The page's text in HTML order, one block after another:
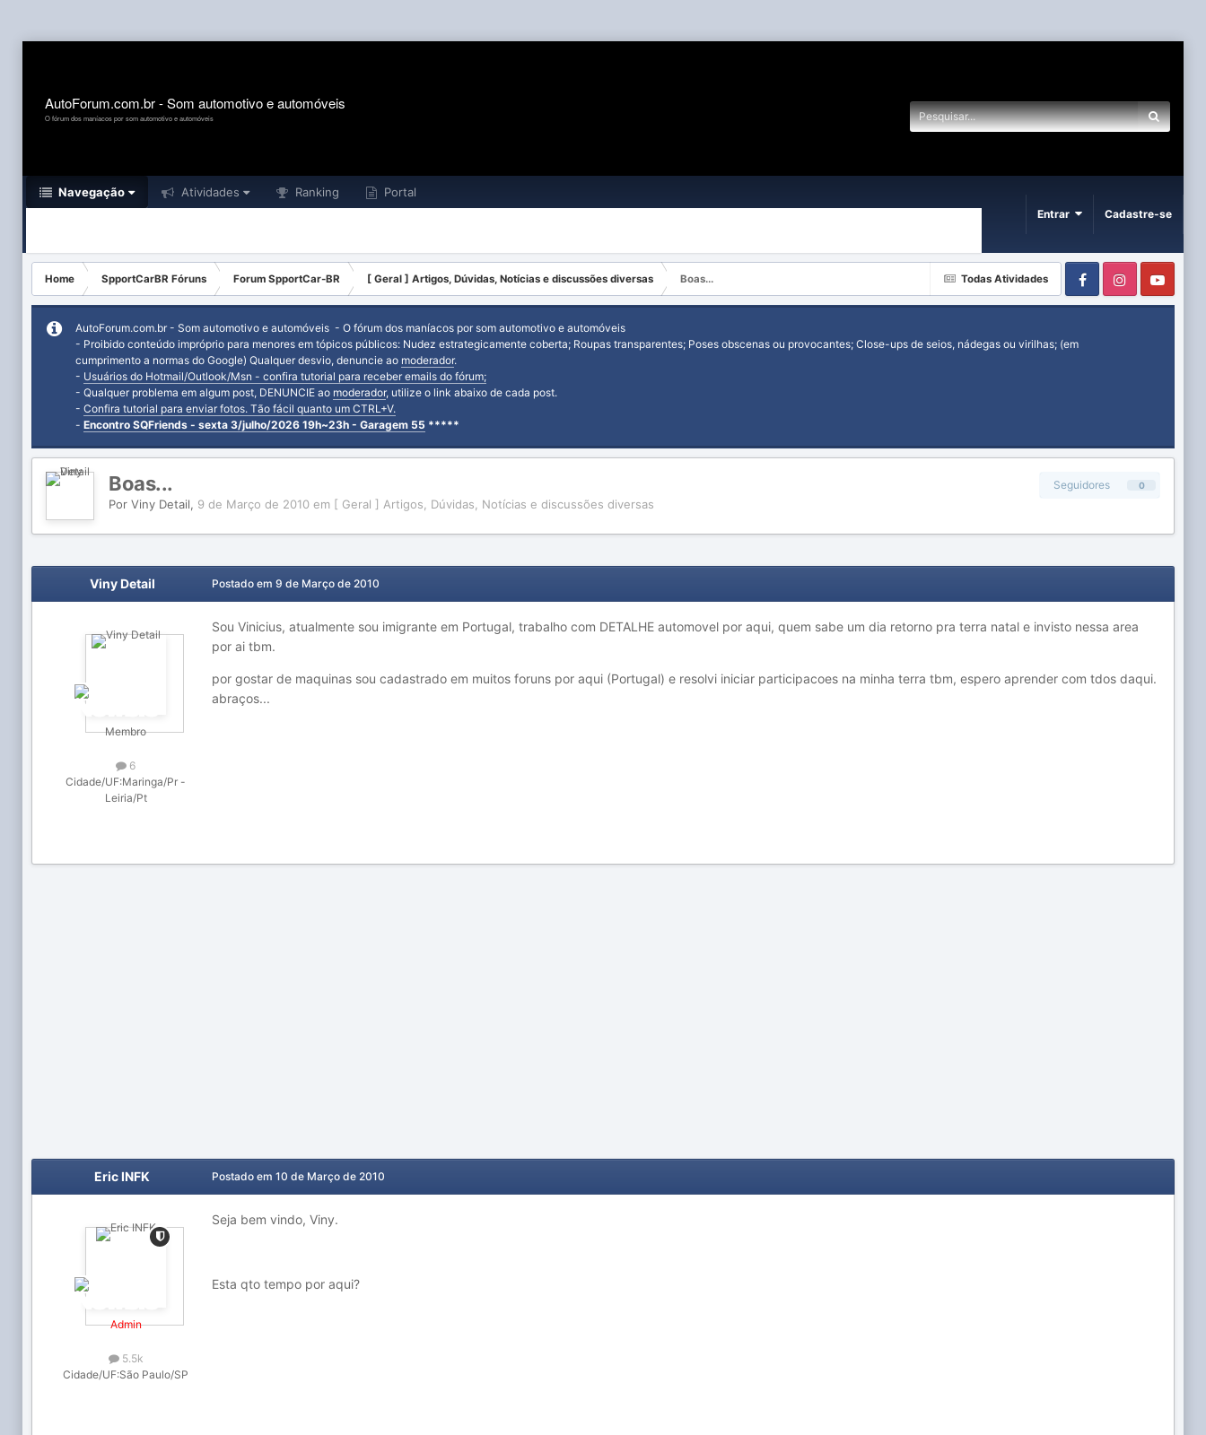
AutoForum.com.br - Som automotivo e automóveis
O fórum dos maníacos por som automotivo e automóveis
Navegação Atividades Ranking Portal
Entrar Cadastre-se
Todas Atividades
Home SpportCarBR Fóruns Forum SpportCar-BR [ Geral ] Artigos, Dúvidas, Notícias e discussões diversas Boas... FacebookInstagram
AutoForum.com.br - Som automotivo e automóveis - O fórum dos maníacos por som automotivo e automóveis
- Proibido conteúdo impróprio para menores em tópicos públicos: Nudez estrategicamente coberta; Roupas transparentes; Poses obscenas ou provocantes; Close-ups de seios, nádegas ou virilhas; (em
cumprimento a normas do Google) Qualquer desvio, denuncie ao moderador.
- Usuários do Hotmail/Outlook/Msn - confira tutorial para receber emails do fórum;
- Qualquer problema em algum post, DENUNCIE ao moderador, utilize o link abaixo de cada post.
- Confira tutorial para enviar fotos. Tão fácil quanto um CTRL+V.
- Encontro SQFriends - sexta 3/julho/2026 19h~23h - Garagem 55 *****
Seguidores 0
Boas...
Por Viny Detail, 9 de Março de 2010 em [ Geral ] Artigos, Dúvidas, Notícias e discussões diversas
Viny Detail
Membro
6
Cidade/UF:Maringa/Pr -
Leiria/Pt
Postado em 9 de Março de 2010
Sou Vinicius, atualmente sou imigrante em Portugal, trabalho com DETALHE automovel por aqui, quem sabe um dia retorno pra terra natal e invisto nessa area
por ai tbm.
por gostar de maquinas sou cadastrado em muitos foruns por aqui (Portugal) e resolvi iniciar participacoes na minha terra tbm, espero aprender com tdos daqui.
abraços...
Eric INFK
Admin
5.5k
Cidade/UF:São Paulo/SP
Postado em 10 de Março de 2010
Seja bem vindo, Viny.
Esta qto tempo por aqui?